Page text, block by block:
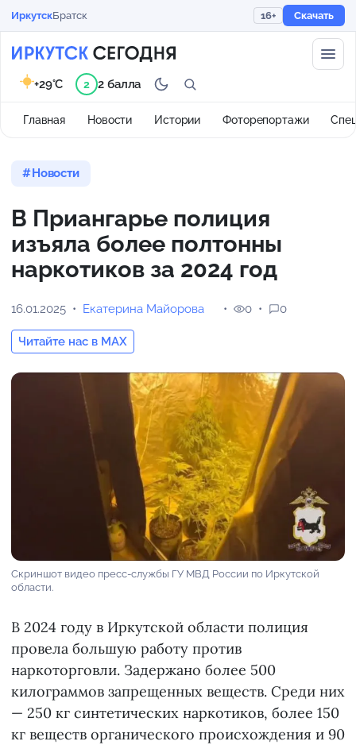
ИркутскБратск 16+ Скачать
Главная Новости Истории Фоторепортажи
+29°C 2 2 балла
Новости
В Приангарье полиция
изъяла более полтонны
наркотиков за 2024 год
16.01.2025 Екатерина Майорова
Читайте нас в MAX
0 0
Скриншот видео пресс-службы ГУ МВД России по Иркутской
области.
В 2024 году в Иркутской области полиция
провела большую работу против
наркоторговли. Задержано более 500
килограммов запрещенных веществ. Среди них
— 250 кг синтетических наркотиков, более 150
кг веществ органического происхождения и 90